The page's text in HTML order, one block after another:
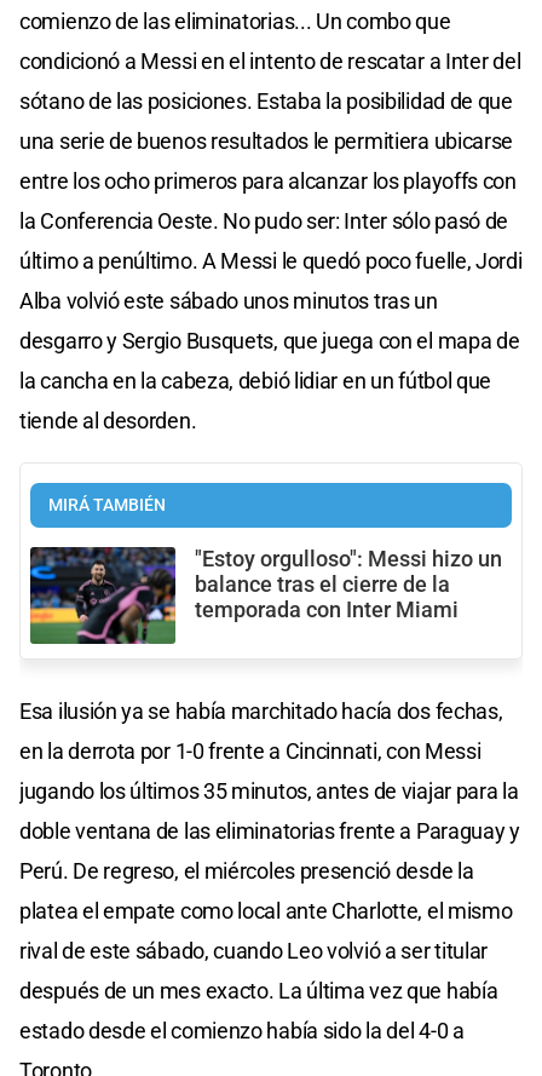
comienzo de las eliminatorias... Un combo que
condicionó a Messi en el intento de rescatar a Inter del
sótano de las posiciones. Estaba la posibilidad de que
una serie de buenos resultados le permitiera ubicarse
entre los ocho primeros para alcanzar los playoffs con
la Conferencia Oeste. No pudo ser: Inter sólo pasó de
último a penúltimo. A Messi le quedó poco fuelle, Jordi
Alba volvió este sábado unos minutos tras un
desgarro y Sergio Busquets, que juega con el mapa de
la cancha en la cabeza, debió lidiar en un fútbol que
tiende al desorden.
MIRÁ TAMBIÉN
"Estoy orgulloso": Messi hizo un
balance tras el cierre de la
temporada con Inter Miami
Esa ilusión ya se había marchitado hacía dos fechas,
en la derrota por 1-0 frente a Cincinnati, con Messi
jugando los últimos 35 minutos, antes de viajar para la
doble ventana de las eliminatorias frente a Paraguay y
Perú. De regreso, el miércoles presenció desde la
platea el empate como local ante Charlotte, el mismo
rival de este sábado, cuando Leo volvió a ser titular
después de un mes exacto. La última vez que había
estado desde el comienzo había sido la del 4-0 a
Toronto.